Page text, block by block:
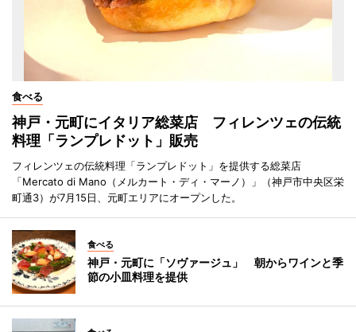
食べる
神戸・元町にイタリア総菜店 フィレンツェの伝統
料理「ランプレドット」販売
フィレンツェの伝統料理「ランプレドット」を提供する総菜店
「Mercato di Mano（メルカート・ディ・マーノ）」（神戸市中央区栄
町通3）が7月15日、元町エリアにオープンした。
食べる
神戸・元町に「ソヴァージュ」 朝からワインと季
節の小皿料理を提供